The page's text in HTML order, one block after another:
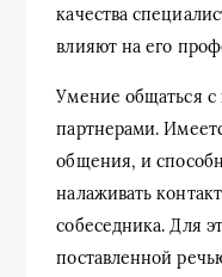
качества
влияют на его
Умение общаться с
партнерами.
общения, и
налаживать
собеседника. Для
поставленной